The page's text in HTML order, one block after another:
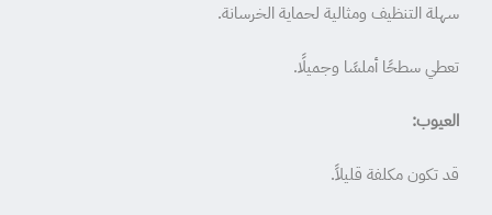
سهلة التنظيف ومثالية لحماية الخرسانة.
تعطي سطحًا أملسًا وجميلًا.
العيوب:
قد تكون مكلفة قليلاً.